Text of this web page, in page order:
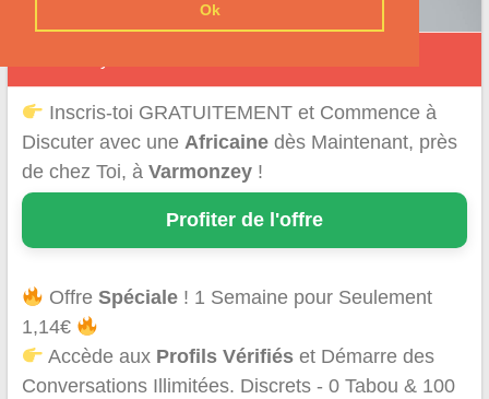
Ok
Inscris-toi GRATUITEMENT et Commence à
Discuter avec une Africainedès Maintenant, près
de chez Toi, à Varmonzey!
Profiter de l'offre
OffreSpéciale ! 1 Semaine pour Seulement
1,14€
Accède aux Profils Vérifiés et Démarre des
Conversations Illimitées. Discrets - 0 Tabou & 100